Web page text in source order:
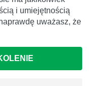
i umiejętnością
uważasz, że